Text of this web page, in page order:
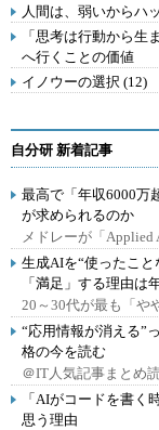
人間は、弱いからハ
「思考は行動から生
へ行くことの価値
イノウーの選択 (12)
自分研 新着記事
最高で「年収6000
が求められるのか
メドレーが「Applied
生成AIを“使ったこ
「満足」する理由は
20～30代が最も「や
“応用情報が消える
格の今を読む
＠IT人気記事まとめ
「AIがコードを書
思う理由